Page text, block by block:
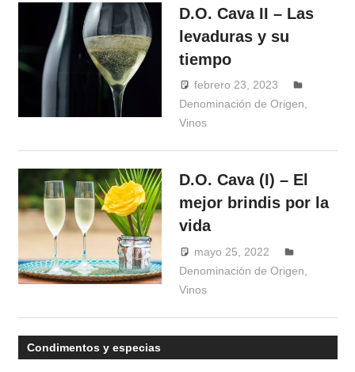
D.O. Cava II – Las
levaduras y su
tiempo
febrero 23, 2023
Windrose
Denominación de Origen,
Vinos
D.O. Cava (I) – El
mejor brindis por la
vida
mayo 25, 2022
Denominación de Origen
Vinos
Condimentos y especias